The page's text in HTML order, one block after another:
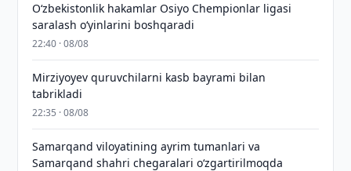
O‘zbekistonlik hakamlar Osiyo Chempionlar ligasi
saralash o‘yinlarini boshqaradi
22:40 · 08/08
Mirziyoyev quruvchilarni kasb bayrami bilan
tabrikladi
22:35 · 08/08
Samarqand viloyatining ayrim tumanlari va
Samarqand shahri chegaralari oʻzgartirilmoqda